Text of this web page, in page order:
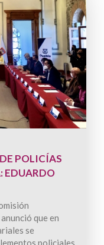
POLICÍAS
EDUARDO
que en
se
policiales